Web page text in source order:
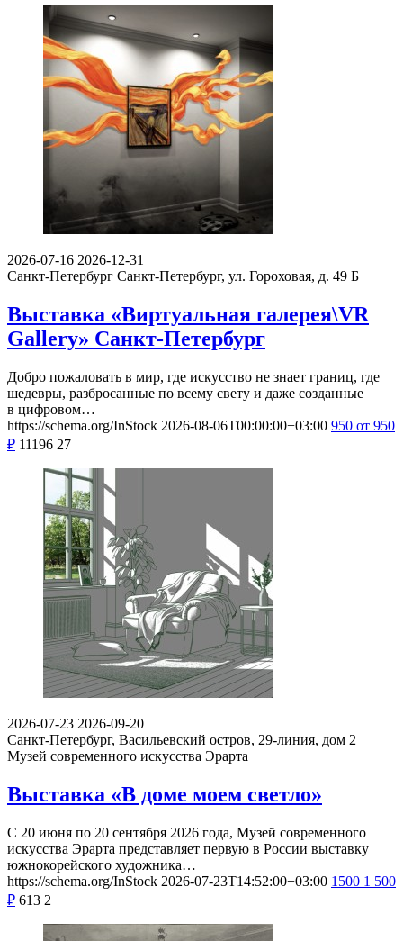
2026-07-16 2026-12-31
Санкт-Петербург Санкт-Петербург, ул. Гороховая, д. 49 Б
Выставка «Виртуальная галерея\VR
Gallery» Санкт-Петербург
Добро пожаловать в мир, где искусство не знает границ, где
шедевры, разбросанные по всему свету и даже созданные
в цифровом…
https://schema.org/InStock 2026-08-06T00:00:00+03:00 950 от 950
₽ 11196 27
2026-07-23 2026-09-20
Санкт-Петербург, Васильевский остров, 29-линия, дом 2
Музей современного искусства Эрарта
Выставка «В доме моем светло»
С 20 июня по 20 сентября 2026 года, Музей современного
искусства Эрарта представляет первую в России выставку
южнокорейского художника…
https://schema.org/InStock 2026-07-23T14:52:00+03:00 1500 1 500
₽ 613 2